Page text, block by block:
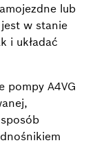
lub
w stanie
i układać
pompy A4VG